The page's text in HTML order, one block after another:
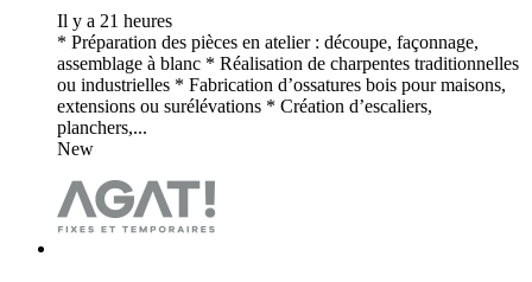
Il y a 21 heures
* Préparation des pièces en atelier : découpe, façonnage,
assemblage à blanc * Réalisation de charpentes traditionnelles
ou industrielles * Fabrication d’ossatures bois pour maisons,
extensions ou surélévations * Création d’escaliers,
planchers,...
New